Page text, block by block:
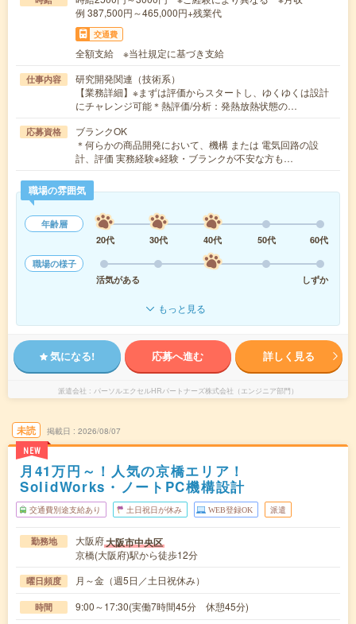
例 387,500円～465,000円+残業代
交通費
全額支給 ※当社規定に基づき支給
仕事内容
研究開発関連（技術系）
【業務詳細】※まずは評価からスタートし、ゆくゆくは設計
にチャレンジ可能＊熱評価/分析：発熱放熱状態の…
応募資格
ブランクOK
＊何らかの商品開発において、機構 または 電気回路の設
計、評価 実務経験※経験・ブランクが不安な方も…
職場の雰囲気
年齢層
20代
30代 40代 50代
60代
職場の様子
活気がある
しずか
もっと見る
気になる! 応募へ進む 詳しく見る
派遣会社 パーソルエクセルHRパートナーズ株式会社（エンジニア部門）
未読
NEW
掲載日 2026/08/07
月41万円～！人気の京橋エリア！
SolidWorks・ノートPC機構設計
交通費別途支給あり 土日祝日が休み WEB登録OK 派遣
勤務地 大阪府大阪市中央区
京橋(大阪府)駅から徒歩12分
曜日頻度 月～金（週5日／土日祝休み）
時間 9:00～17:30(実働7時間45分 休憩45分)